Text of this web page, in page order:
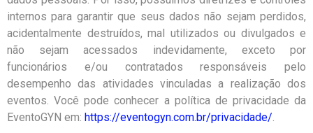
internos para garantir que seus dados não sejam perdidos,
acidentalmente destruídos, mal utilizados ou divulgados e
não sejam acessados indevidamente, exceto por
funcionários e/ou contratados responsáveis pelo
desempenho das atividades vinculadas a realização dos
eventos. Você pode conhecer a política de privacidade da
EventoGYN em: https://eventogyn.com.br/privacidade/.